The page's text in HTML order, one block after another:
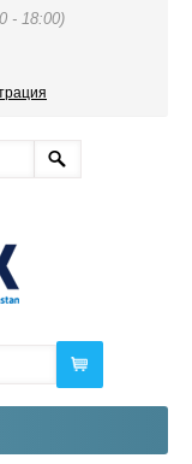
- 18:00)